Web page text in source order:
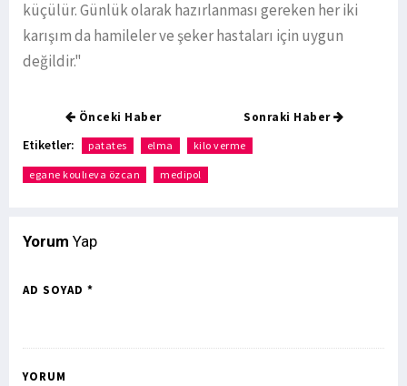
küçülür. Günlük olarak hazırlanması gereken her iki
karışım da hamileler ve şeker hastaları için uygun
değildir."
Önceki Haber Sonraki Haber
Etiketler: patates elma kilo verme
egane koulıeva özcan medipol
Yorum Yap
AD SOYAD *
YORUM